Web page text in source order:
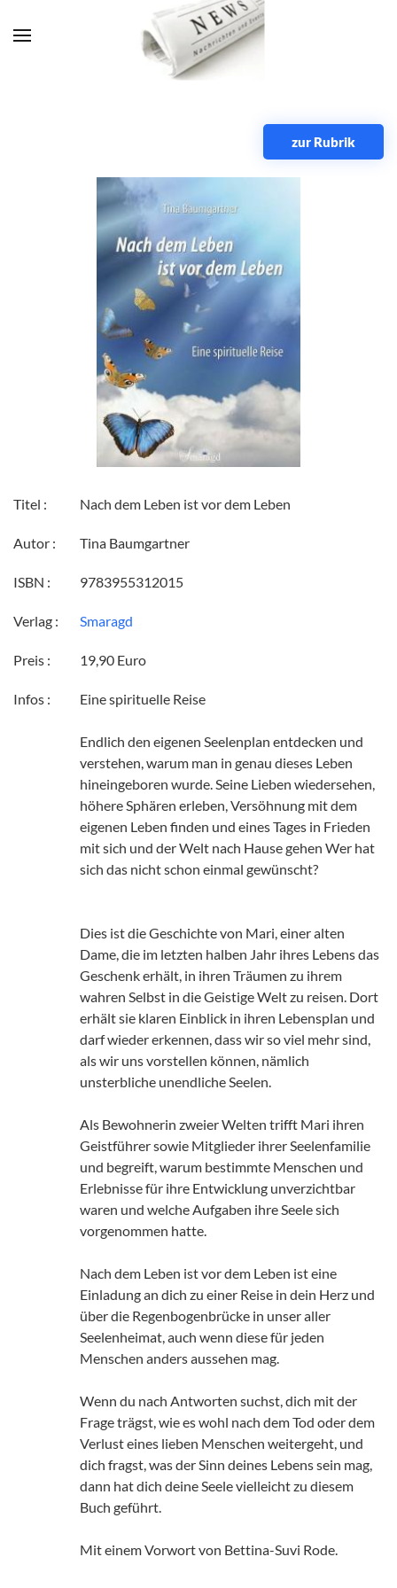
Zum Hauptinhalt springen
zur Rubrik
Titel : Nach dem Leben ist vor dem Leben
Autor : Tina Baumgartner
ISBN : 9783955312015
Verlag : Smaragd
Preis : 19,90 Euro
Infos : Eine spirituelle Reise
Endlich den eigenen Seelenplan entdecken und
verstehen, warum man in genau dieses Leben
hineingeboren wurde. Seine Lieben wiedersehen,
höhere Sphären erleben, Versöhnung mit dem
eigenen Leben finden und eines Tages in Frieden
mit sich und der Welt nach Hause gehen Wer hat
sich das nicht schon einmal gewünscht?
Dies ist die Geschichte von Mari, einer alten
Dame, die im letzten halben Jahr ihres Lebens das
Geschenk erhält, in ihren Träumen zu ihrem
wahren Selbst in die Geistige Welt zu reisen. Dort
erhält sie klaren Einblick in ihren Lebensplan und
darf wieder erkennen, dass wir so viel mehr sind,
als wir uns vorstellen können, nämlich
unsterbliche unendliche Seelen.
Als Bewohnerin zweier Welten trifft Mari ihren
Geistführer sowie Mitglieder ihrer Seelenfamilie
und begreift, warum bestimmte Menschen und
Erlebnisse für ihre Entwicklung unverzichtbar
waren und welche Aufgaben ihre Seele sich
vorgenommen hatte.
Nach dem Leben ist vor dem Leben ist eine
Einladung an dich zu einer Reise in dein Herz und
über die Regenbogenbrücke in unser aller
Seelenheimat, auch wenn diese für jeden
Menschen anders aussehen mag.
Wenn du nach Antworten suchst, dich mit der
Frage trägst, wie es wohl nach dem Tod oder dem
Verlust eines lieben Menschen weitergeht, und
dich fragst, was der Sinn deines Lebens sein mag,
dann hat dich deine Seele vielleicht zu diesem
Buch geführt.
Mit einem Vorwort von Bettina-Suvi Rode.